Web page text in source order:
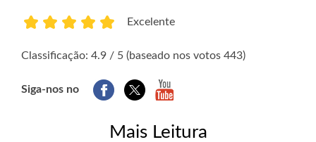
Excelente
Classificação: 4.9 / 5 (baseado nos votos 443)
Siga-nos no
Mais Leitura